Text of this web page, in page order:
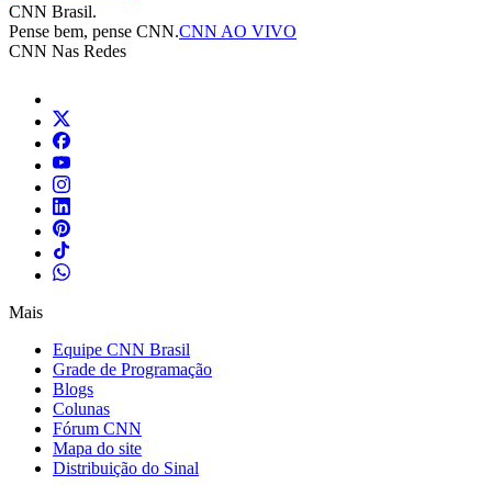
CNN Brasil.
Pense bem, pense CNN.CNN AO VIVO
CNN Nas Redes
Mais
Equipe CNN Brasil
Grade de Programação
Blogs
Colunas
Fórum CNN
Mapa do site
Distribuição do Sinal